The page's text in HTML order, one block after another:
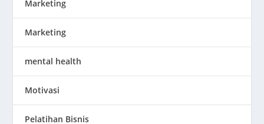
Marketing
Marketing
mental health
Motivasi
Pelatihan Bisnis